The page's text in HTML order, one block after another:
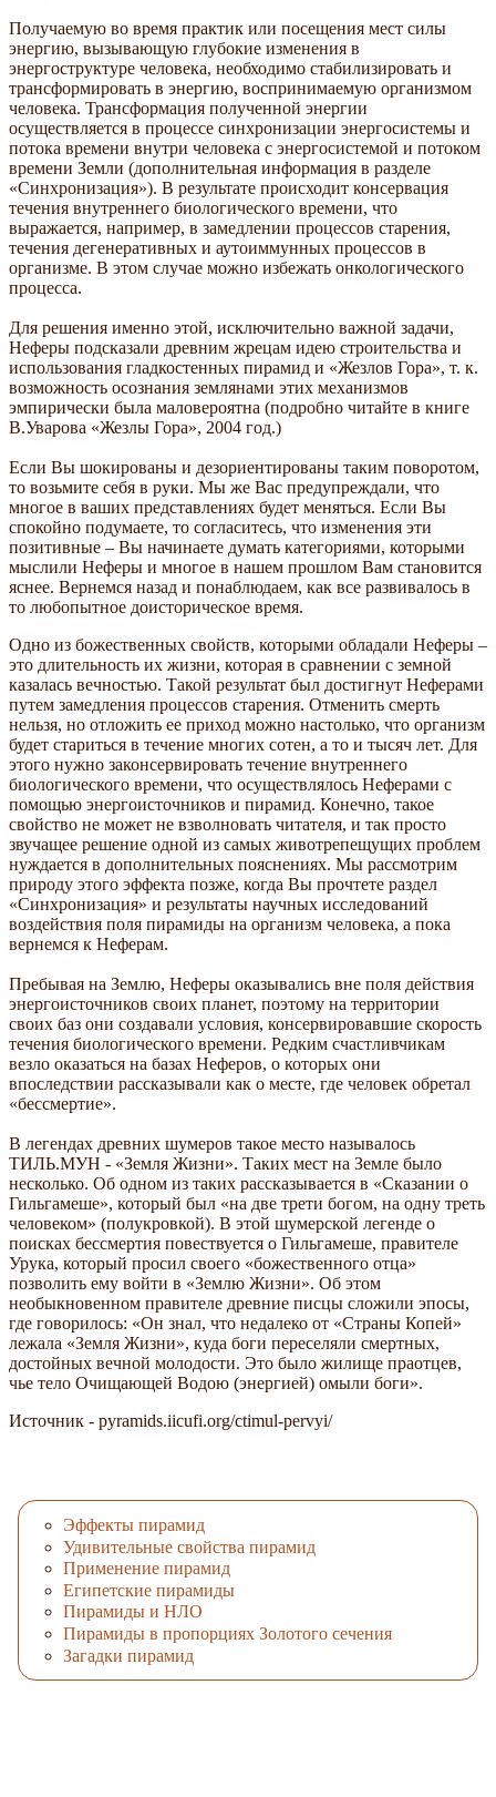
Получаемую во время практик или посещения мест силы
энергию, вызывающую глубокие изменения в
энергоструктуре человека, необходимо стабилизировать и
трансформировать в энергию, воспринимаемую организмом
человека. Трансформация полученной энергии
осуществляется в процессе синхронизации энергосистемы и
потока времени внутри человека с энергосистемой и потоком
времени Земли (дополнительная информация в разделе
«Синхронизация»). В результате происходит консервация
течения внутреннего биологического времени, что
выражается, например, в замедлении процессов старения,
течения дегенеративных и аутоиммунных процессов в
организме. В этом случае можно избежать онкологического
процесса.
Для решения именно этой, исключительно важной задачи,
Неферы подсказали древним жрецам идею строительства и
использования гладкостенных пирамид и «Жезлов Гора», т. к.
возможность осознания землянами этих механизмов
эмпирически была маловероятна (подробно читайте в книге
В.Уварова «Жезлы Гора», 2004 год.)
Если Вы шокированы и дезориентированы таким поворотом,
то возьмите себя в руки. Мы же Вас предупреждали, что
многое в ваших представлениях будет меняться. Если Вы
спокойно подумаете, то согласитесь, что изменения эти
позитивные – Вы начинаете думать категориями, которыми
мыслили Неферы и многое в нашем прошлом Вам становится
яснее. Вернемся назад и понаблюдаем, как все развивалось в
то любопытное доисторическое время.
Одно из божественных свойств, которыми обладали Неферы –
это длительность их жизни, которая в сравнении с земной
казалась вечностью. Такой результат был достигнут Неферами
путем замедления процессов старения. Отменить смерть
нельзя, но отложить ее приход можно настолько, что организм
будет стариться в течение многих сотен, а то и тысяч лет. Для
этого нужно законсервировать течение внутреннего
биологического времени, что осуществлялось Неферами с
помощью энергоисточников и пирамид. Конечно, такое
свойство не может не взволновать читателя, и так просто
звучащее решение одной из самых животрепещущих проблем
нуждается в дополнительных пояснениях. Мы рассмотрим
природу этого эффекта позже, когда Вы прочтете раздел
«Синхронизация» и результаты научных исследований
воздействия поля пирамиды на организм человека, а пока
вернемся к Неферам.
Пребывая на Землю, Неферы оказывались вне поля действия
энергоисточников своих планет, поэтому на территории
своих баз они создавали условия, консервировавшие скорость
течения биологического времени. Редким счастливчикам
везло оказаться на базах Неферов, о которых они
впоследствии рассказывали как о месте, где человек обретал
«бессмертие».
В легендах древних шумеров такое место называлось
ТИЛЬ.МУН - «Земля Жизни». Таких мест на Земле было
несколько. Об одном из таких рассказывается в «Сказании о
Гильгамеше», который был «на две трети богом, на одну треть
человеком» (полукровкой). В этой шумерской легенде о
поисках бессмертия повествуется о Гильгамеше, правителе
Урука, который просил своего «божественного отца»
позволить ему войти в «Землю Жизни». Об этом
необыкновенном правителе древние писцы сложили эпосы,
где говорилось: «Он знал, что недалеко от «Страны Копей»
лежала «Земля Жизни», куда боги переселяли смертных,
достойных вечной молодости. Это было жилище праотцев,
чье тело Очищающей Водою (энергией) омыли боги».
Источник - pyramids.iicufi.org/ctimul-pervyi/
Эффекты пирамид
Удивительные свойства пирамид
Применение пирамид
Египетские пирамиды
Пирамиды и НЛО
Пирамиды в пропорциях Золотого сечения
Загадки пирамид